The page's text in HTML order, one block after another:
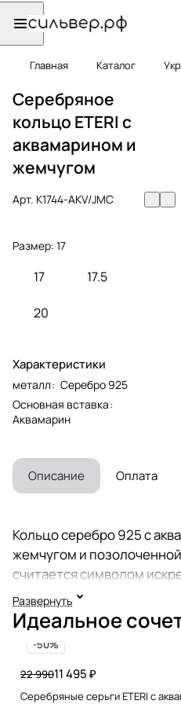
Главная Каталог
Серебряное
кольцо ETERI c
аквамарином и
жемчугом
Арт. K1744-AKV/JMC
Размер: 17
17 17.5
20
Характеристики
металл: Серебро 925
Основная вставка:
Аквамарин
Описание Оплата
Кольцо серебро 925 с
жемчугом и
считается символом
чистоты и волшебства. В
символизировал счастье
что аквамарин помогает
снискать
стихии. У китайцев
относящееся к принципу
Развернуть
Идеальное
-50%
11 495 ₽
22 990
Серебряные серьги ETERI с